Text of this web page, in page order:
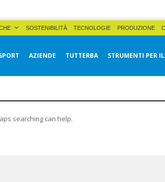
SOSTENIBILITÀ TECNOLOGIE PRODUZIONE
AZIENDE TUTTERBA STRUMENTI PER
searching can help.